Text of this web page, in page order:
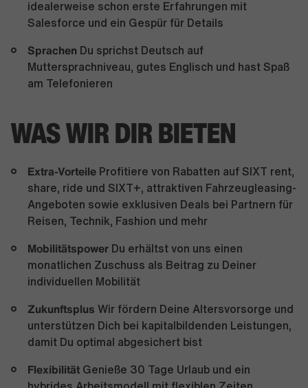
idealerweise schon erste Erfahrungen mit
Salesforce und ein Gespür für Details
Sprachen Du sprichst Deutsch auf
Muttersprachniveau, gutes Englisch und hast Spaß
am Telefonieren
WAS WIR DIR BIETEN
Extra-Vorteile Profitiere von Rabatten auf SIXT rent,
share, ride und SIXT+, attraktiven Fahrzeugleasing-
Angeboten sowie exklusiven Deals bei Partnern für
Reisen, Technik, Fashion und mehr
Mobilitätspower Du erhältst von uns einen
monatlichen Zuschuss als Beitrag zu Deiner
individuellen Mobilität
Zukunftsplus Wir fördern Deine Altersvorsorge und
unterstützen Dich bei kapitalbildenden Leistungen,
damit Du optimal abgesichert bist
Flexibilität Genieße 30 Tage Urlaub und ein